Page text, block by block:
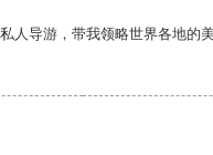
人导游，带我领略世界各地的美